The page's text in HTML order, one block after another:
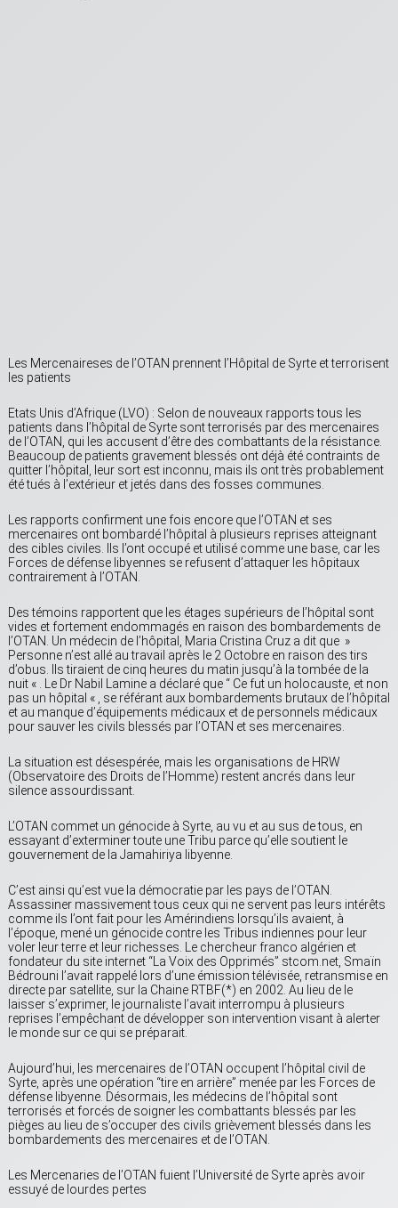
Les Mercenaireses de l’OTAN prennent l’Hôpital de Syrte et terrorisent
les patients
Etats Unis d’Afrique (LVO) : Selon de nouveaux rapports tous les
patients dans l’hôpital de Syrte sont terrorisés par des mercenaires
de l’OTAN, qui les accusent d’être des combattants de la résistance.
Beaucoup de patients gravement blessés ont déjà été contraints de
quitter l’hôpital, leur sort est inconnu, mais ils ont très probablement
été tués à l’extérieur et jetés dans des fosses communes.
Les rapports confirment une fois encore que l’OTAN et ses
mercenaires ont bombardé l’hôpital à plusieurs reprises atteignant
des cibles civiles. Ils l’ont occupé et utilisé comme une base, car les
Forces de défense libyennes se refusent d’attaquer les hôpitaux
contrairement à l’OTAN.
Des témoins rapportent que les étages supérieurs de l’hôpital sont
vides et fortement endommagés en raison des bombardements de
l’OTAN. Un médecin de l’hôpital, Maria Cristina Cruz a dit que »
Personne n’est allé au travail après le 2 Octobre en raison des tirs
d’obus. Ils tiraient de cinq heures du matin jusqu’à la tombée de la
nuit « . Le Dr Nabil Lamine a déclaré que “ Ce fut un holocauste, et non
pas un hôpital « , se référant aux bombardements brutaux de l’hôpital
et au manque d’équipements médicaux et de personnels médicaux
pour sauver les civils blessés par l’OTAN et ses mercenaires.
La situation est désespérée, mais les organisations de HRW
(Observatoire des Droits de l’Homme) restent ancrés dans leur
silence assourdissant.
L’OTAN commet un génocide à Syrte, au vu et au sus de tous, en
essayant d’exterminer toute une Tribu parce qu’elle soutient le
gouvernement de la Jamahiriya libyenne.
C’est ainsi qu’est vue la démocratie par les pays de l’OTAN.
Assassiner massivement tous ceux qui ne servent pas leurs intérêts
comme ils l’ont fait pour les Amérindiens lorsqu’ils avaient, à
l’époque, mené un génocide contre les Tribus indiennes pour leur
voler leur terre et leur richesses. Le chercheur franco algérien et
fondateur du site internet “La Voix des Opprimés” stcom.net, Smaïn
Bédrouni l’avait rappelé lors d’une émission télévisée, retransmise en
directe par satellite, sur la Chaine RTBF(*) en 2002. Au lieu de le
laisser s’exprimer, le journaliste l’avait interrompu à plusieurs
reprises l’empêchant de développer son intervention visant à alerter
le monde sur ce qui se préparait.
Aujourd’hui, les mercenaires de l’OTAN occupent l’hôpital civil de
Syrte, après une opération “tire en arrière” menée par les Forces de
défense libyenne. Désormais, les médecins de l’hôpital sont
terrorisés et forcés de soigner les combattants blessés par les
pièges au lieu de s’occuper des civils grièvement blessés dans les
bombardements des mercenaires et de l’OTAN.
Les Mercenaries de l’OTAN fuient l’Université de Syrte après avoir
essuyé de lourdes pertes